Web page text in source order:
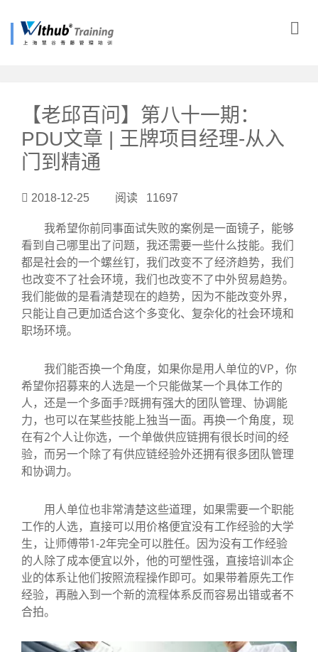
【老邱百问】第八十一期：
PDU文章 | 王牌项目经理-从入
门到精通
2018-12-25 阅读 11697
我希望你前同事面试失败的案例是一面镜子，能够
看到自己哪里出了问题，我还需要一些什么技能。我们
都是社会的一个螺丝钉，我们改变不了经济趋势，我们
也改变不了社会环境，我们也改变不了中外贸易趋势。
我们能做的是看清楚现在的趋势，因为不能改变外界，
只能让自己更加适合这个多变化、复杂化的社会环境和
职场环境。
我们能否换一个角度，如果你是用人单位的VP，你
希望你招募来的人选是一个只能做某一个具体工作的
人，还是一个多面手?既拥有强大的团队管理、协调能
力，也可以在某些技能上独当一面。再换一个角度，现
在有2个人让你选，一个单做供应链拥有很长时间的经
验，而另一个除了有供应链经验外还拥有很多团队管理
和协调力。
用人单位也非常清楚这些道理，如果需要一个职能
工作的人选，直接可以用价格便宜没有工作经验的大学
生，让师傅带1-2年完全可以胜任。因为没有工作经验
的人除了成本便宜以外，他的可塑性强，直接培训本企
业的体系让他们按照流程操作即可。如果带着原先工作
经验，再融入到一个新的流程体系反而容易出错或者不
合拍。